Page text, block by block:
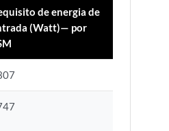
de energia de
(Watt)— por